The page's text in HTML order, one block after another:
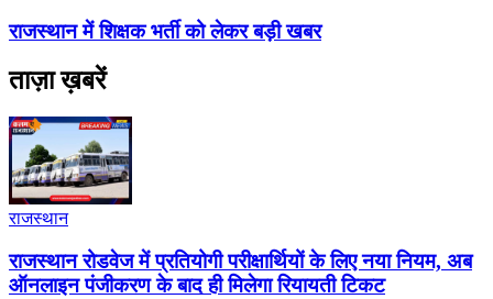
राजस्थान में शिक्षक भर्ती को लेकर बड़ी खबर
ताज़ा ख़बरें
राजस्थान
राजस्थान रोडवेज में प्रतियोगी परीक्षार्थियों के लिए नया नियम, अब
ऑनलाइन पंजीकरण के बाद ही मिलेगा रियायती टिकट